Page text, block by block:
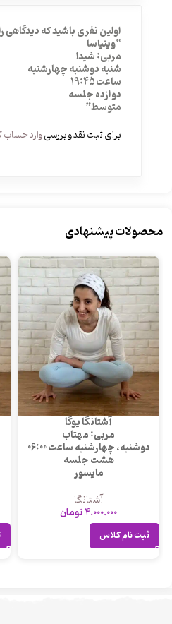
اولین نفری باشید که دیدگاهی
“وینیاسا
مربی: شیدا
شنبه دوشنبه چهارشنبه
ساعت 19:45
دوازده جلسه
متوسط”
برای ثبت نقد و بررسیوارد حساب
محصولات پیشنهادی
آشتانگا یوگا
مربی: مهتاب
دوشنبه، چهارشنبه ساعت 06:00
هشت جلسه
مایسور
آشتانگا
4.000.000تومان
ثبت نام کلاس